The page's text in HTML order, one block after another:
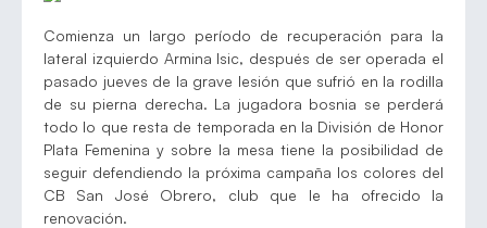
Comienza un largo período de recuperación para la
lateral izquierdo Armina Isic, después de ser operada el
pasado jueves de la grave lesión que sufrió en la rodilla
de su pierna derecha. La jugadora bosnia se perderá
todo lo que resta de temporada en la División de Honor
Plata Femenina y sobre la mesa tiene la posibilidad de
seguir defendiendo la próxima campaña los colores del
CB San José Obrero, club que le ha ofrecido la
renovación.